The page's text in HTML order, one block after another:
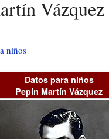
niños
Datos para niños
Pepín Martín Vázquez